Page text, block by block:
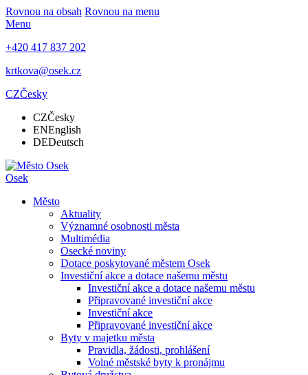
Rovnou na obsah Rovnou na menu
Menu
+420 417 837 202
krtkova@osek.cz
CZČesky
CZČesky
ENEnglish
DEDeutsch
Osek
Město
Aktuality
Významné osobnosti města
Multimédia
Osecké noviny
Dotace poskytované městem Osek
Investiční akce a dotace našemu městu
Investiční akce a dotace našemu městu
Připravované investiční akce
Investiční akce
Připravované investiční akce
Byty v majetku města
Pravidla, žádosti, prohlášení
Volné městské byty k pronájmu